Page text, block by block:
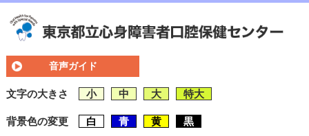
音声ガイド
文字の大きさ 小 中 大 特大
背景色の変更 白 青 黄 黒